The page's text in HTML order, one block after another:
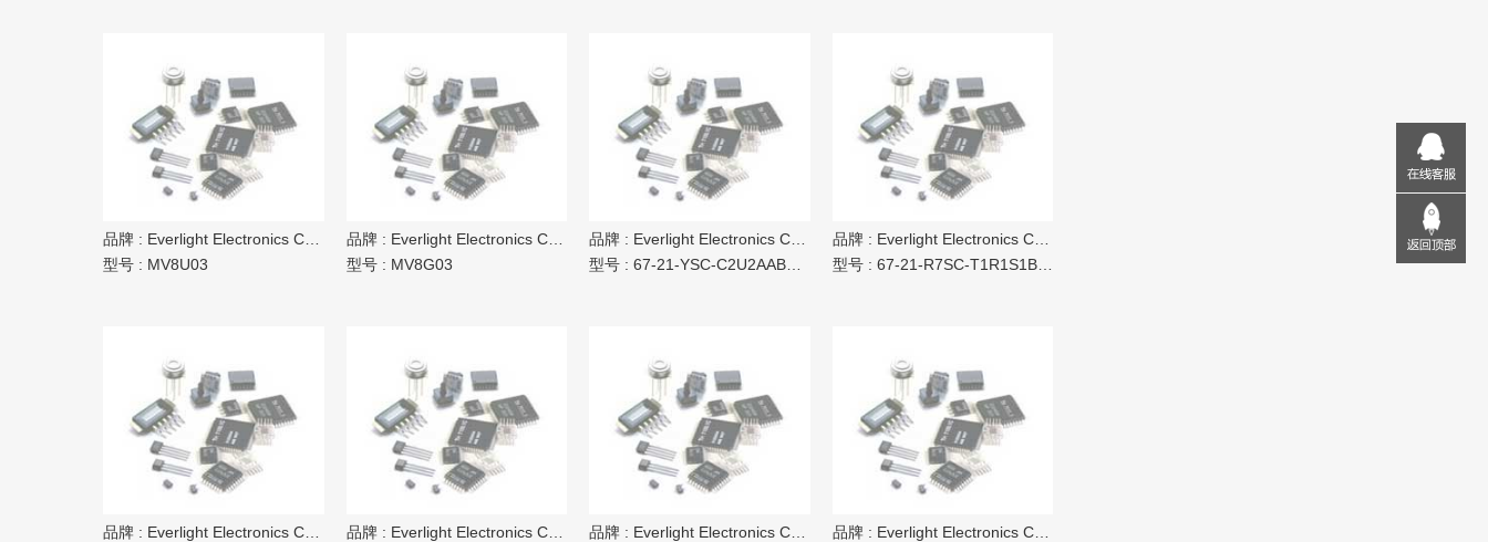
品牌 : Everlight Electronics Co Ltd
型号 : MV8U03
品牌 : Everlight Electronics Co Ltd
型号 : MV8G03
品牌 : Everlight Electronics Co Ltd
型号 : 67-21-YSC-C2U2AABPE-2T8-AM
品牌 : Everlight Electronics Co Ltd
型号 : 67-21-R7SC-T1R1S1B7E-2T8-AM
品牌 : Everlight Electronics Co Ltd
品牌 : Everlight Electronics Co Ltd
品牌 : Everlight Electronics Co Ltd
品牌 : Everlight Electronics Co Ltd